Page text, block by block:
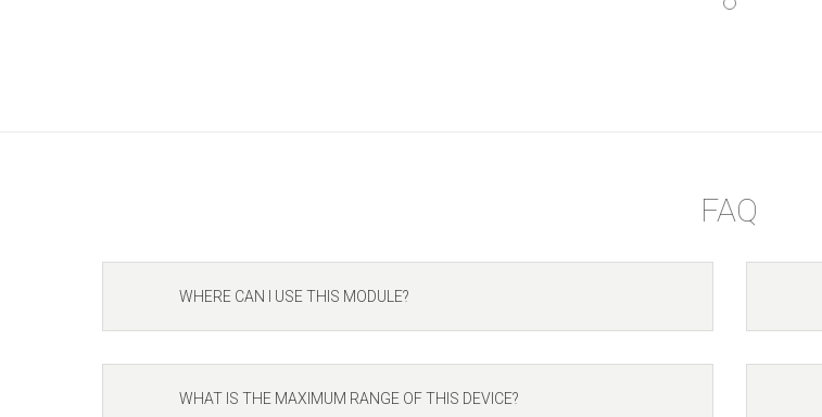
FAQ
WHERE CAN I USE THIS MODULE?
WHAT IS THE MAXIMUM RANGE OF THIS DEVICE?